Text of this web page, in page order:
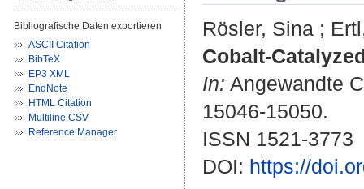
Bibliografische Daten exportieren
ASCII Citation
BibTeX
EP3 XML
EndNote
HTML Citation
Multiline CSV
Reference Manager
Rösler, Sina ;
Cobalt-
In: Angewandte
15046-15050.
ISSN 1521-3773
DOI: https://